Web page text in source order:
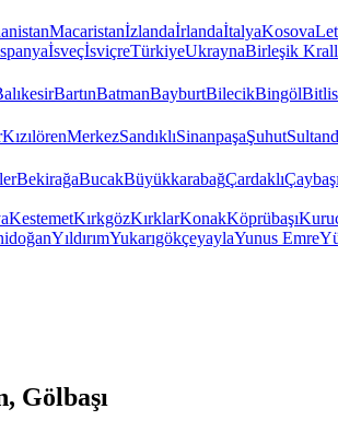
MacaristanİzlandaİrlandaİtalyaKosova
İsveçİsviçreTürkiyeUkraynaBirleşik
BartınBatmanBayburtBilecikBingölBitlis
KızılörenMerkezSandıklıSinanpaşaŞuhut
BekirağaBucakBüyükkarabağÇardaklıÇaybaşı
KestemetKırkgözKırklarKonakKöprübaşı
YıldırımYukarıgökçeyaylaYunus Emre
Gölbaşı